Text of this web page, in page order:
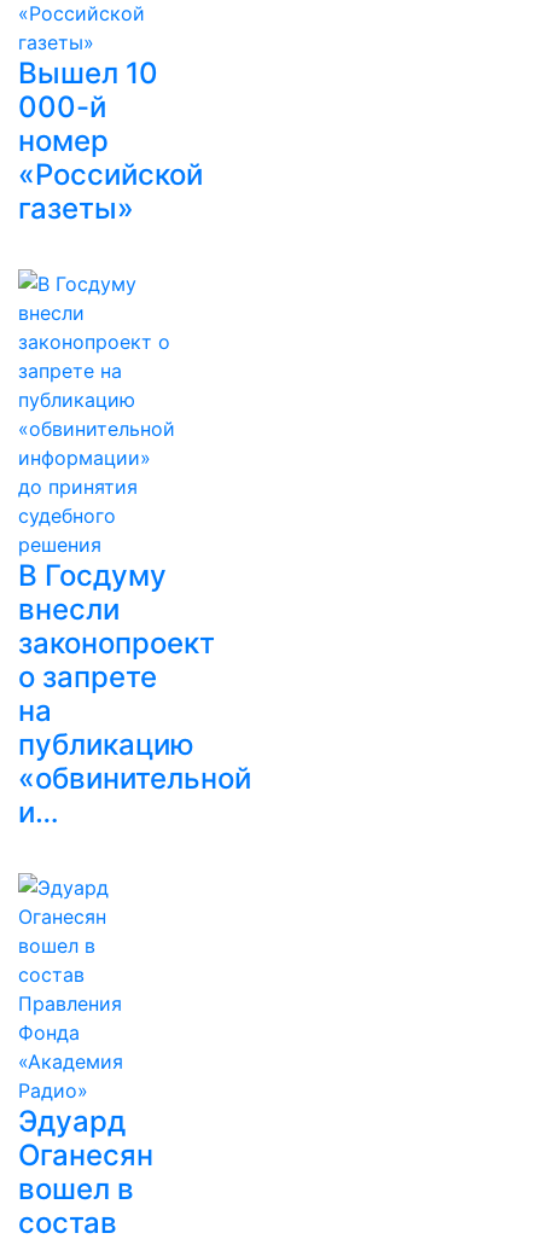
Вышел 10
000-й
номер
«Российской
газеты»
В Госдуму
внесли
законопроект
о запрете
на
публикацию
«обвинительной
и…
Эдуард
Оганесян
вошел в
состав